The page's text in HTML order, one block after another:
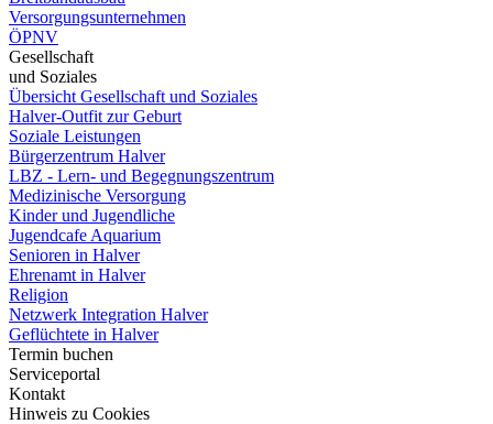
Versorgungsunternehmen
ÖPNV
Gesellschaft
und Soziales
Übersicht Gesellschaft und Soziales
Halver-Outfit zur Geburt
Soziale Leistungen
Bürgerzentrum Halver
LBZ - Lern- und Begegnungszentrum
Medizinische Versorgung
Kinder und Jugendliche
Jugendcafe Aquarium
Senioren in Halver
Ehrenamt in Halver
Religion
Netzwerk Integration Halver
Geflüchtete in Halver
Termin buchen
Serviceportal
Kontakt
Hinweis zu Cookies